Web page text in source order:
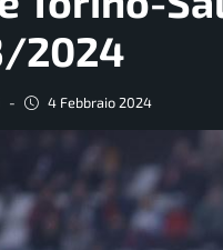
2024
- 4 Febbraio 2024